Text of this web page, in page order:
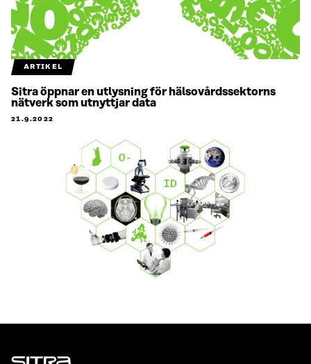
ARTIKEL
Sitra öppnar en utlysning för hälsovårdssektorns
nätverk som utnyttjar data
21.9.2022